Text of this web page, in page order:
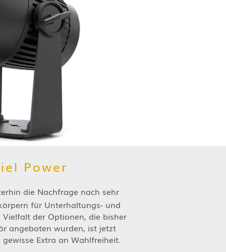
Power
die Nachfrage nach sehr
für Unterhaltungs- und
der Optionen, die bisher
angeboten wurden, ist jetzt
Extra an Wahlfreiheit.